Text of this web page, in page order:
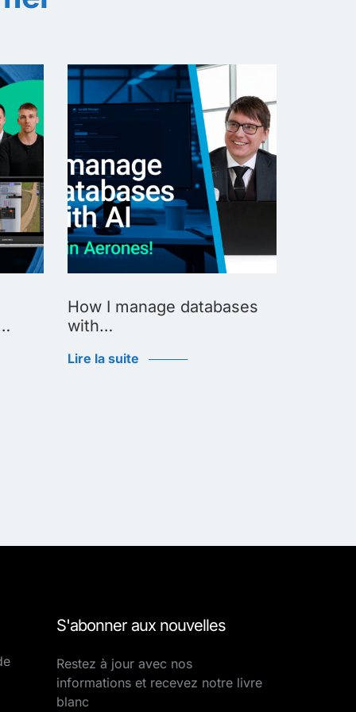
How I manage databases
with…
Lire la suite
S'abonner aux nouvelles
Restez à jour avec nos
informations et recevez notre livre
blanc